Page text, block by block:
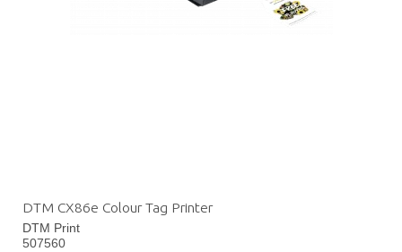
DTM CX86e Colour Tag Printer
DTM Print
507560